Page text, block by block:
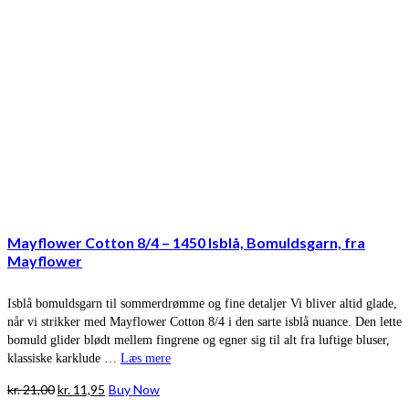
Mayflower Cotton 8/4 – 1450 Isblå, Bomuldsgarn, fra
Mayflower
Isblå bomuldsgarn til sommerdrømme og fine detaljer Vi bliver altid glade,
når vi strikker med Mayflower Cotton 8/4 i den sarte isblå nuance. Den lette
bomuld glider blødt mellem fingrene og egner sig til alt fra luftige bluser,
klassiske karklude … Læs mere
kr.21,00Den
kr. 11,95 Den
Buy Now